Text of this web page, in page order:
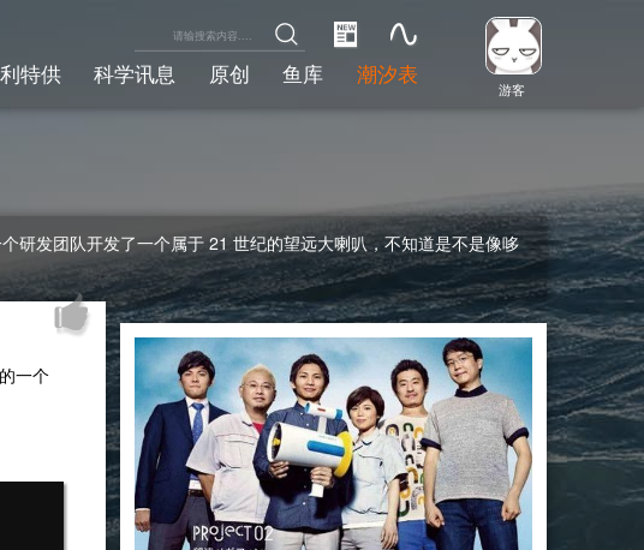
游客
特供 科学讯息 原创 鱼库 潮汐表
研发团队开发了一个属于 21 世纪的望远大喇叭，不知道是不是像哆
一个